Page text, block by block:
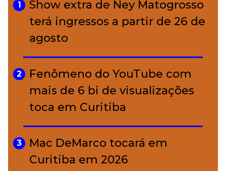
conquistou o luxo
A ciência por trás da skincare: a
função de cada ativo
1
Show extra de Ney Matogrosso
terá ingressos a partir de 26 de
agosto
2
Fenômeno do YouTube com
mais de 6 bi de visualizações
toca em Curitiba
3
Mac DeMarco tocará em
Curitiba em 2026